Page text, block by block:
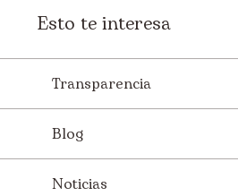
Esto te interesa
Transparencia
Blog
Noticias